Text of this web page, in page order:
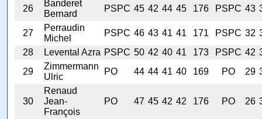
26
Banderet
Bernard
PSPC 45 42 44 45 176 PSPC 43
27
Perraudin
Michel
PSPC 46 43 41 41 171 PSPC 32
28
Levental Azra PSPC 50 42 40 41 173 PSPC 42
29
Zimmermann
Ulric
PO 44 44 41 40 169 PO 29
30
Renaud
Jean-
François
PO 47 45 42 42 176 PO 26